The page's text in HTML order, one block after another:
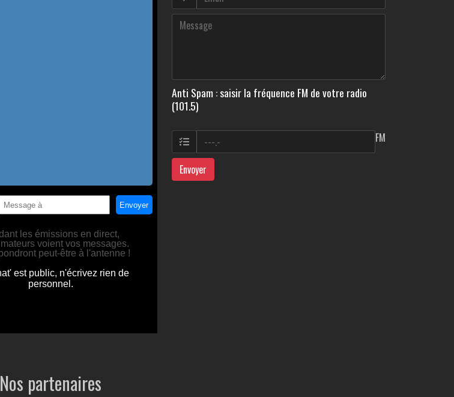
Anti Spam : saisir la fréquence FM de votre radio
(101.5)
FM
Envoyer
Nos partenaires